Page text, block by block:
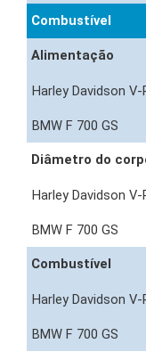
Combustível
Alimentação
Diâmetro do
Combustível